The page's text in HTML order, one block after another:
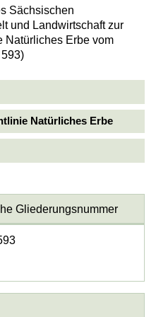
Sächsischen
und Landwirtschaft zur
Natürliches Erbe vom
Natürliches Erbe
Gliederungsnummer